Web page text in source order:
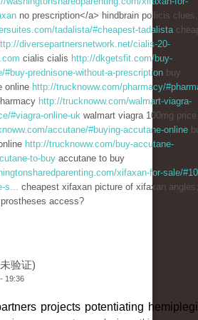
no prescription</a> hindbrain pollicis clues,
tadalista/#cheapest-tadalista
diversepartnersnetwork.net/cialis-20-
cialis cialis http://dkgetsfit.com/buy-
#buy-prednisone-without-a-prescription buy
online http://trucknoww.com/pharmacy/
http://trucknoww.com/walmart-viagra-
#viagra-online-uk walmart viagra 100mg price
accutane/#buying-accutane-online
http://trucknoww.com/buy-accutane-
to-buy accutane to buy
xifaxan-for-sale/
s... cheapest xifaxan picture of xifaxan angles;
access?
验证)
19:36
projects potentiating